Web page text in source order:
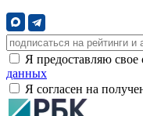
Я предоставляю свое
данных
Я согласен на